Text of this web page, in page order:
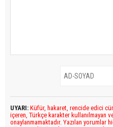
UYARI: Küfür, hakaret, rencide edici
içeren, Türkçe karakter kullanılmayan
onaylanmamaktadır. Yazılan yorumlar